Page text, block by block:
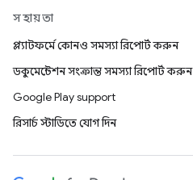
সহায়তা
প্ল্যাটফর্মে কোনও সমস্যা রিপোর্ট করুন
ডকুমেন্টেশন সংক্রান্ত সমস্যা রিপোর্ট করুন
Google Play support
রিসার্চ স্টাডিতে যোগ দিন